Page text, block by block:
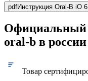
pdfИнструкция Oral-B iO
Официальный
oral-b в россии
Товар